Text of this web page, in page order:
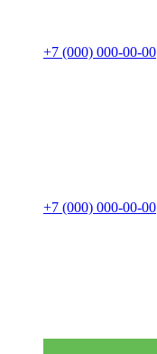
+7 (000) 000-00-00
+7 (000) 000-00-00